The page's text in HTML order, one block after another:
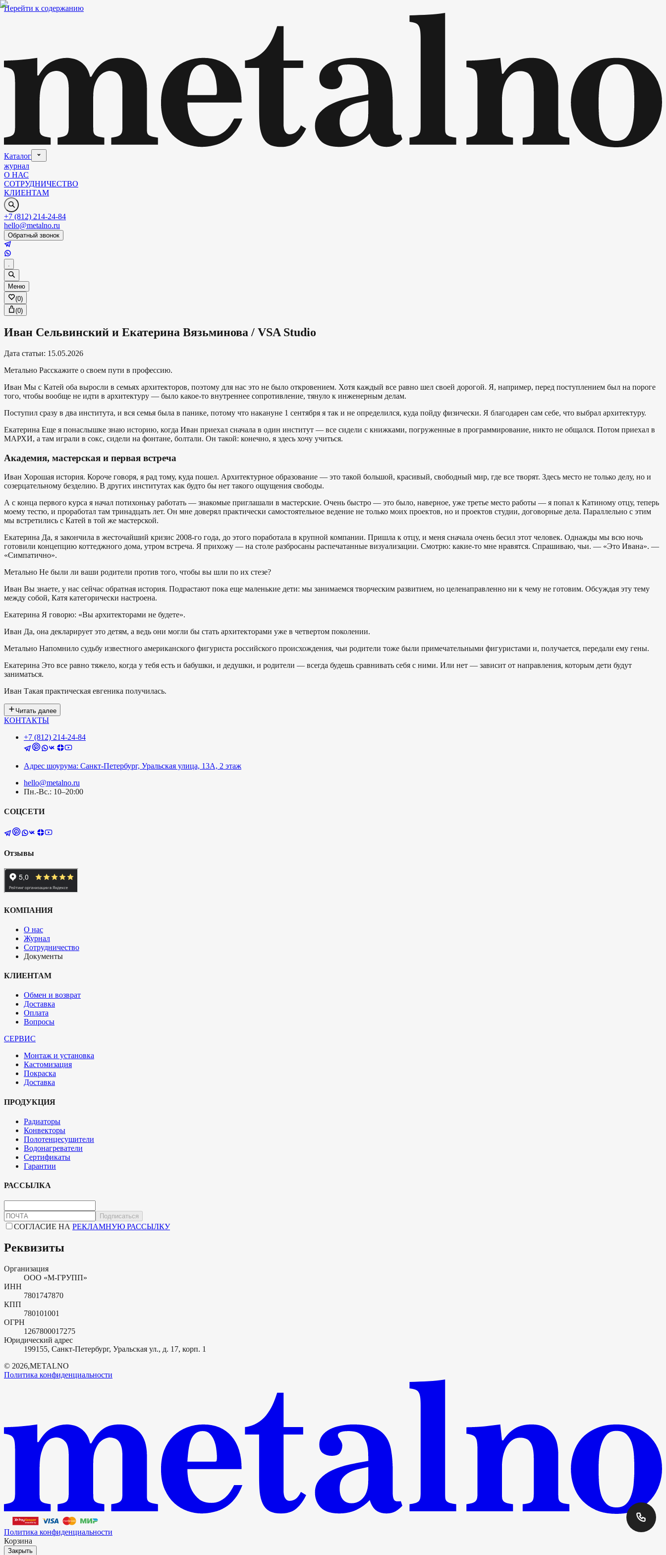
Перейти к содержанию
Каталог
журнал
О НАС
СОТРУДНИЧЕСТВО
КЛИЕНТАМ
+7 (812) 214-24-84
hello@metalno.ru
Обратный звонок
.
Меню
(0)
(0)
Иван Сельвинский и Екатерина Вязьминова / VSA Studio
Дата статьи: 15.05.2026
Метально Расскажите о своем пути в профессию.
Иван Мы с Катей оба выросли в семьях архитекторов, поэтому для нас это не было откровением. Хотя каждый все равно шел своей дорогой. Я, например, перед поступлением был на пороге
того, чтобы вообще не идти в архитектуру — было какое-то внутреннее сопротивление, тянуло к инженерным делам.
Поступил сразу в два института, и вся семья была в панике, потому что накануне 1 сентября я так и не определился, куда пойду физически. Я благодарен сам себе, что выбрал архитектуру.
Екатерина Еще я понаслышке знаю историю, когда Иван приехал сначала в один институт — все сидели с книжками, погруженные в программирование, никто не общался. Потом приехал в
МАРХИ, а там играли в сокс, сидели на фонтане, болтали. Он такой: конечно, я здесь хочу учиться.
Академия, мастерская и первая встреча
Иван Хорошая история. Короче говоря, я рад тому, куда пошел. Архитектурное образование — это такой большой, красивый, свободный мир, где все творят. Здесь место не только делу, но и
созерцательному безделию. В других институтах как будто бы нет такого ощущения свободы.
А с конца первого курса я начал потихоньку работать — знакомые приглашали в мастерские. Очень быстро — это было, наверное, уже третье место работы — я попал к Катиному отцу, теперь
моему тестю, и проработал там тринадцать лет. Он мне доверял практически самостоятельное ведение не только моих проектов, но и проектов студии, договорные дела. Параллельно с этим
мы встретились с Катей в той же мастерской.
Екатерина Да, я закончила в жесточайший кризис 2008-го года, до этого поработала в крупной компании. Пришла к отцу, и меня сначала очень бесил этот человек. Однажды мы всю ночь
готовили концепцию коттеджного дома, утром встреча. Я прихожу — на столе разбросаны распечатанные визуализации. Смотрю: какие-то мне нравятся. Спрашиваю, чьи. — «Это Ивана». —
«Симпатично».
Метально Не были ли ваши родители против того, чтобы вы шли по их стезе?
Иван Вы знаете, у нас сейчас обратная история. Подрастают пока еще маленькие дети: мы занимаемся творческим развитием, но целенаправленно ни к чему не готовим. Обсуждая эту тему
между собой, Катя категорически настроена.
Екатерина Я говорю: «Вы архитекторами не будете».
Иван Да, она декларирует это детям, а ведь они могли бы стать архитекторами уже в четвертом поколении.
Метально Напомнило судьбу известного американского фигуриста российского происхождения, чьи родители тоже были примечательными фигуристами и, получается, передали ему гены.
Екатерина Это все равно тяжело, когда у тебя есть и бабушки, и дедушки, и родители — всегда будешь сравнивать себя с ними. Или нет — зависит от направления, которым дети будут
заниматься.
Иван Такая практическая евгеника получилась.
Читать далее
КОНТАКТЫ
+7 (812) 214-24-84
Адрес шоурума: Санкт-Петербург, Уральская улица, 13А, 2 этаж
hello@metalno.ru
Пн.-Вс.: 10–20:00
СОЦСЕТИ
Отзывы
КОМПАНИЯ
О нас
Журнал
Сотрудничество
Документы
КЛИЕНТАМ
Обмен и возврат
Доставка
Оплата
Вопросы
СЕРВИС
Монтаж и установка
Кастомизация
Покраска
Доставка
ПРОДУКЦИЯ
Радиаторы
Конвекторы
Полотенцесушители
Водонагреватели
Сертификаты
Гарантии
РАССЫЛКА
Подписаться
СОГЛАСИЕ НА РЕКЛАМНУЮ РАССЫЛКУ
Реквизиты
Организация
ООО «М-ГРУПП»
ИНН
7801747870
КПП
780101001
ОГРН
1267800017275
Юридический адрес
199155, Санкт-Петербург, Уральская ул., д. 17, корп. 1
© 2026,METALNO
Политика конфиденциальности
Политика конфиденциальности
Корзина
Закрыть